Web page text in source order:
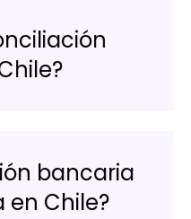
bancaria
en Chile?